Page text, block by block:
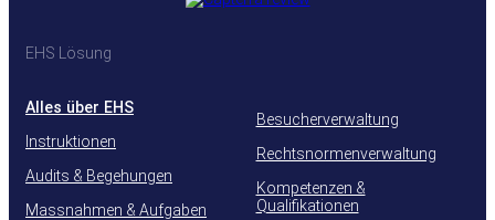
EHS Lösung
Alles über EHS
Instruktionen
Audits & Begehungen
Massnahmen & Aufgaben
Besucherverwaltung
Rechtsnormenverwaltung
Kompetenzen &
Qualifikationen